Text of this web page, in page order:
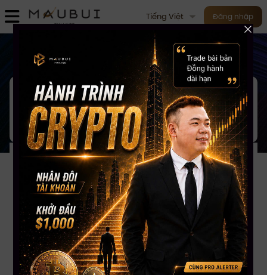
Tiếng Việt Đăng nhập
M ục lục
- 06/01/2025
Có thông tin ĐĂNG KÝ NHẬN
THÔNG TIN 07-01-2025
03:15:26